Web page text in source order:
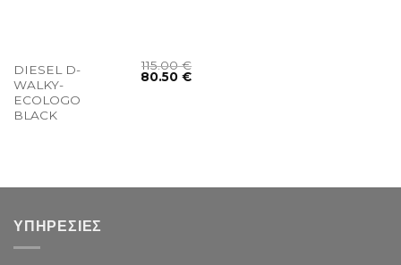
DIESEL D-
WALKY-
ECOLOGO
BLACK
115.00€
80.50€
ΥΠΗΡΕΣΙΕΣ